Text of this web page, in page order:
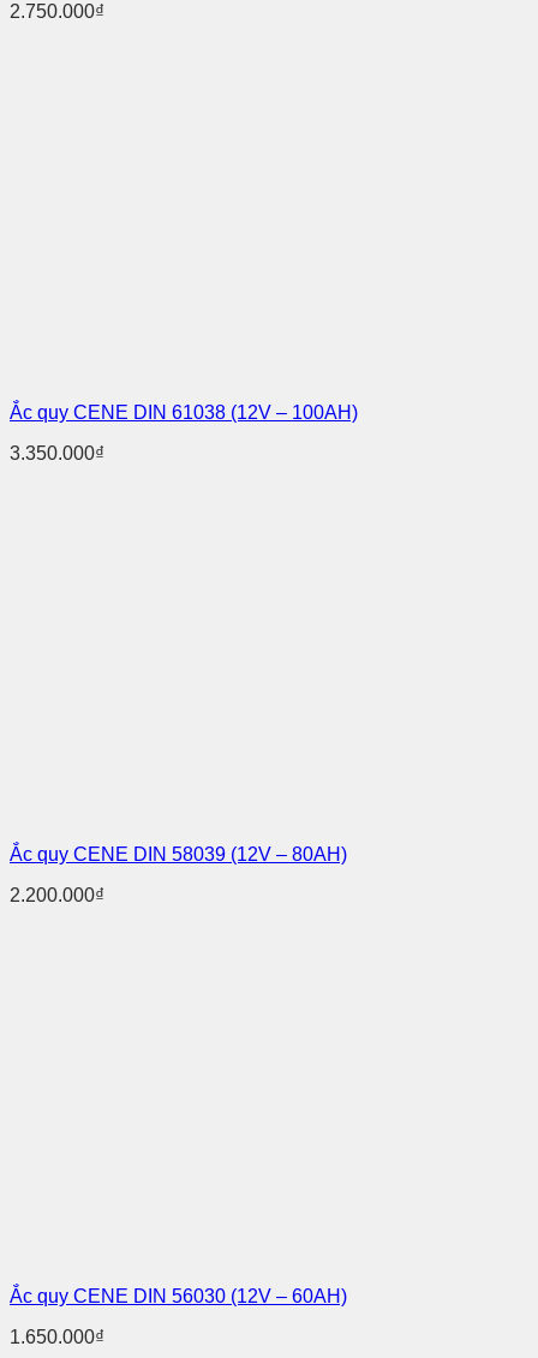
2.750.000₫
Ắc quy CENE DIN 61038 (12V – 100AH)
3.350.000₫
Ắc quy CENE DIN 58039 (12V – 80AH)
2.200.000₫
Ắc quy CENE DIN 56030 (12V – 60AH)
1.650.000₫